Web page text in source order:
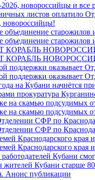
новороссийцы и все
листов оплатило
новороссийцы!
объединение
объединение старожилов
КОРАБЛЬ
поддержки оказывает
поддержки оказывает
на Кубани начнётся
прокуратура
на скамью подсудимых
на скамью подсудимых
СФР по
СФР по
Краснодарского края
Краснодарского края
Кубани
жителей Кубани старше
Анонс публикации